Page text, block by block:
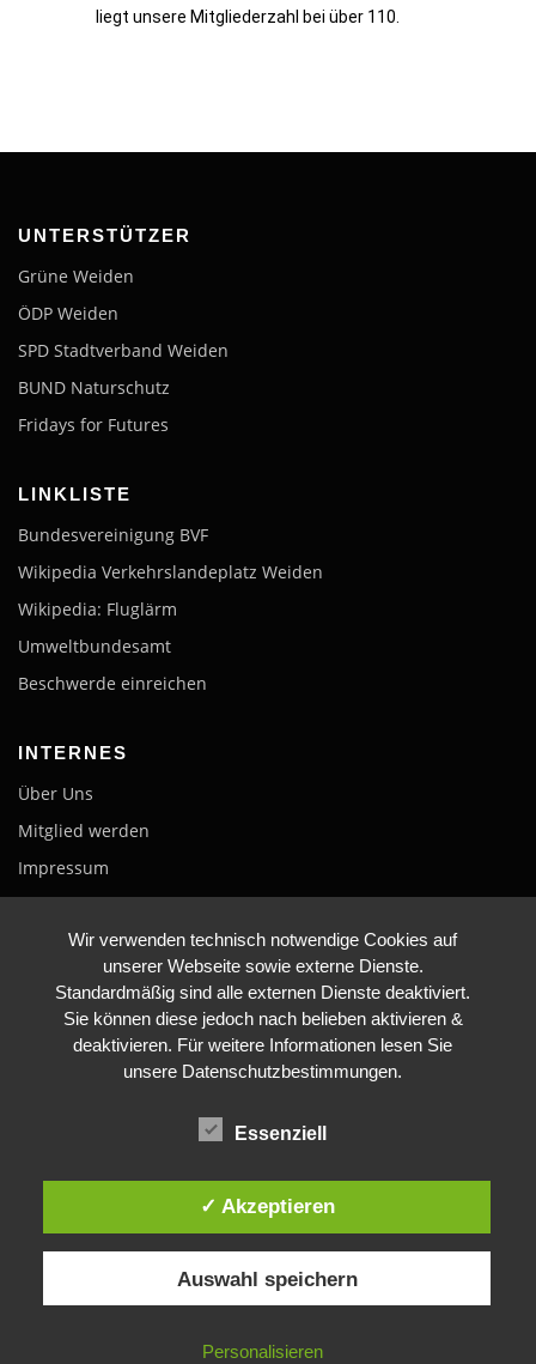
liegt unsere Mitgliederzahl bei über 110.
UNTERSTÜTZER
Grüne Weiden
ÖDP Weiden
SPD Stadtverband Weiden
BUND Naturschutz
Fridays for Futures
LINKLISTE
Bundesvereinigung BVF
Wikipedia Verkehrslandeplatz Weiden
Wikipedia: Fluglärm
Umweltbundesamt
Beschwerde einreichen
INTERNES
Über Uns
Mitglied werden
Impressum
von FameThemes
Wir verwenden technisch notwendige Cookies auf
unserer Webseite sowie externe Dienste.
Standardmäßig sind alle externen Dienste deaktiviert.
Sie können diese jedoch nach belieben aktivieren &
deaktivieren. Für weitere Informationen lesen Sie
unsere Datenschutzbestimmungen.
Essenziell
✓ Akzeptieren
Auswahl speichern
Personalisieren